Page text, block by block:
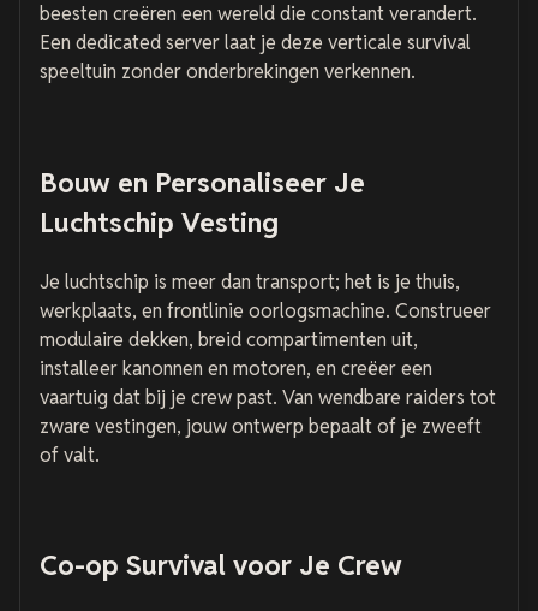
beesten creëren een wereld die constant verandert.
Een dedicated server laat je deze verticale survival
speeltuin zonder onderbrekingen verkennen.
Bouw en Personaliseer Je
Luchtschip Vesting
Je luchtschip is meer dan transport; het is je thuis,
werkplaats, en frontlinie oorlogsmachine. Construeer
modulaire dekken, breid compartimenten uit,
installeer kanonnen en motoren, en creëer een
vaartuig dat bij je crew past. Van wendbare raiders tot
zware vestingen, jouw ontwerp bepaalt of je zweeft
of valt.
Co-op Survival voor Je Crew